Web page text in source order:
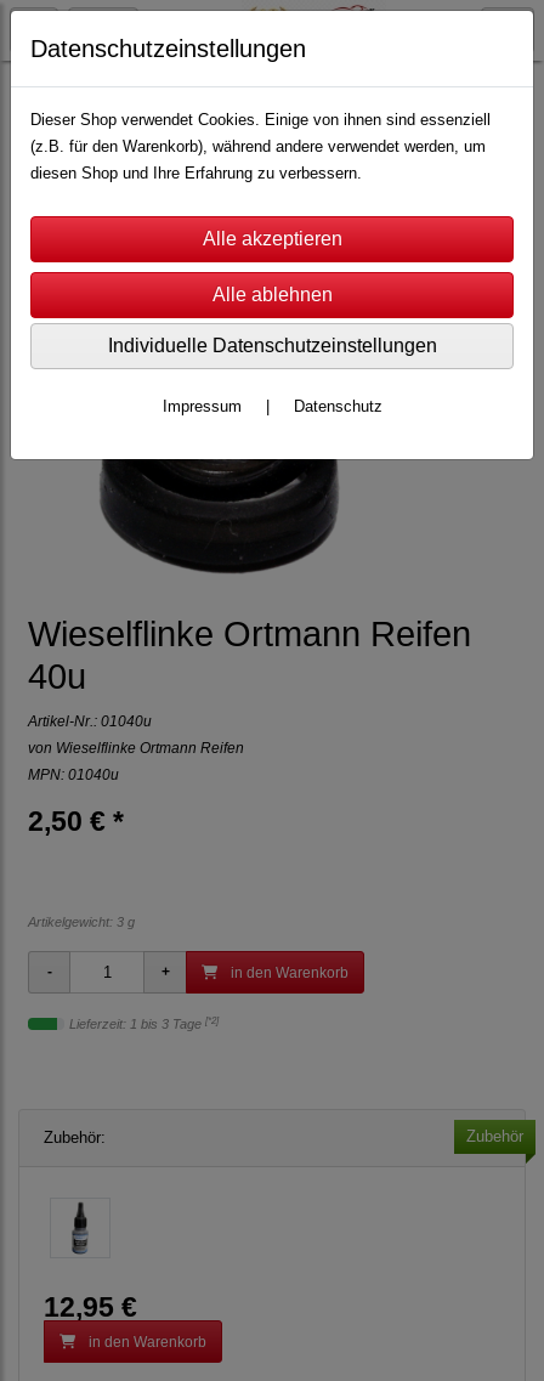
Carrera Servo Servo 140 Reifen
Wieselflinke Ortmann Reifen
40u
Artikel-Nr.: 01040u
von Wieselflinke Ortmann Reifen
MPN: 01040u
2,50 € *
Artikelgewicht: 3 g
in den Warenkorb
Lieferzeit: 1 bis 3 Tage [*2]
Zubehör: Zubehör
12,95 €
in den Warenkorb
Datenschutzeinstellungen
Dieser Shop verwendet Cookies. Einige von ihnen sind essenziell
(z.B. für den Warenkorb), während andere verwendet werden, um
diesen Shop und Ihre Erfahrung zu verbessern.
Individuelle Datenschutzeinstellungen
Impressum Datenschutz